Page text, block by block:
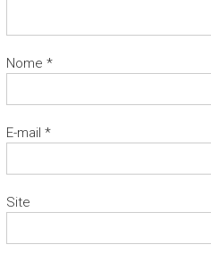
Nome *
E-mail *
Site